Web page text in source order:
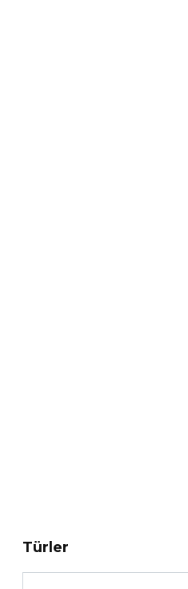
Türler